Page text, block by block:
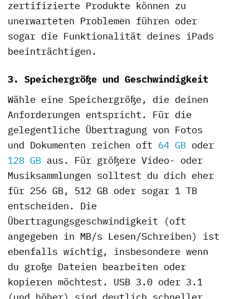
zertifizierte Produkte können zu
unerwarteten Problemen führen oder
sogar die Funktionalität deines iPads
beeinträchtigen.
3. Speichergröße und Geschwindigkeit
Wähle eine Speichergröße, die deinen
Anforderungen entspricht. Für die
gelegentliche Übertragung von Fotos
und Dokumenten reichen oft 64 GB oder
128 GB aus. Für größere Video- oder
Musiksammlungen solltest du dich eher
für 256 GB, 512 GB oder sogar 1 TB
entscheiden. Die
Übertragungsgeschwindigkeit (oft
angegeben in MB/s Lesen/Schreiben) ist
ebenfalls wichtig, insbesondere wenn
du große Dateien bearbeiten oder
kopieren möchtest. USB 3.0 oder 3.1